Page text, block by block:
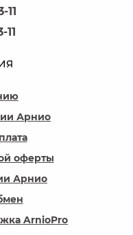
11
11
Арнио
оферты
Арнио
ArnioPro